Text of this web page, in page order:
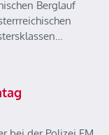
Berglauf